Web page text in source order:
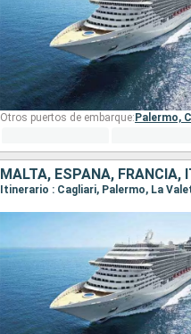
Otros puertos de embarque: Palermo,
MALTA, ESPAÑA, FRANCIA,
Itinerario : Cagliari, Palermo, La